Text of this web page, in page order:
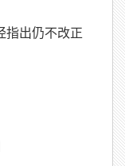
指出仍不改正